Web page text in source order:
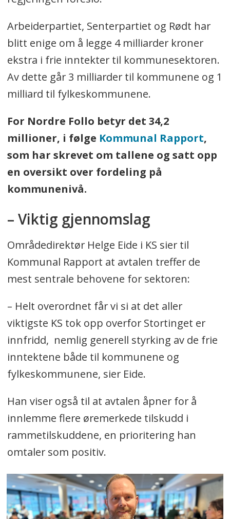
Arbeiderpartiet, Senterpartiet og Rødt har
blitt enige om å legge 4 milliarder kroner
ekstra i frie inntekter til kommunesektoren.
Av dette går 3 milliarder til kommunene og 1
milliard til fylkeskommunene.
For Nordre Follo betyr det 34,2
millioner, i følge Kommunal Rapport,
som har skrevet om tallene og satt opp
en oversikt over fordeling på
kommunenivå.
– Viktig gjennomslag
Områdedirektør Helge Eide i KS sier til
Kommunal Rapport at avtalen treffer de
mest sentrale behovene for sektoren:
– Helt overordnet får vi si at det aller
viktigste KS tok opp overfor Stortinget er
innfridd, nemlig generell styrking av de frie
inntektene både til kommunene og
fylkeskommunene, sier Eide.
Han viser også til at avtalen åpner for å
innlemme flere øremerkede tilskudd i
rammetilskuddene, en prioritering han
omtaler som positiv.